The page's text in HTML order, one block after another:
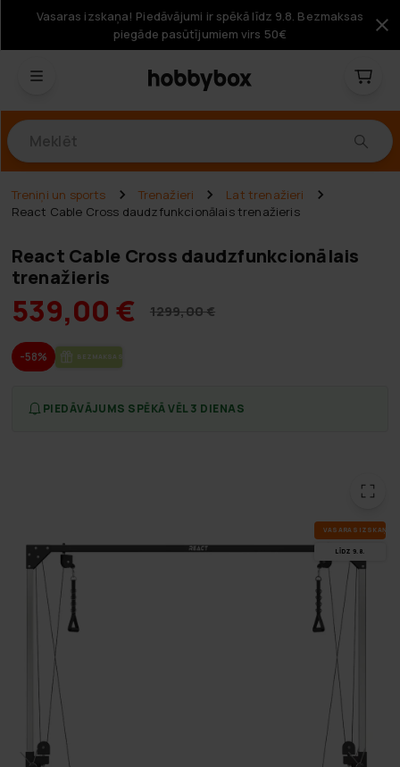
Vasaras izskaņa! Piedāvājumi ir spēkā līdz 9.8. Bezmaksas
piegāde pasūtījumiem virs 50€
Treniņi un sports Trenažieri
Lat trenažieri
React Cable Cross daudzfunkcionālais trenažieris
React Cable Cross daudzfunkcionālais
trenažieris
539,00 € 1299,00 €
-58% BEZ­MAK­SAS PIE­GĀ­DE
PIEDĀVĀJUMS SPĒKĀ VĒL 3 DIENAS
VA­SA­RAS IZ­SKA­ŅA
LĪDZ 9.8.